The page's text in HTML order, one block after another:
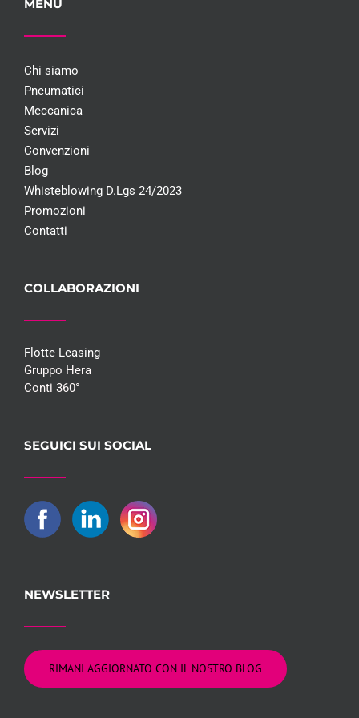
MENU
Chi siamo
Pneumatici
Meccanica
Servizi
Convenzioni
Blog
Whisteblowing D.Lgs 24/2023
Promozioni
Contatti
COLLABORAZIONI
Flotte Leasing
Gruppo Hera
Conti 360°
SEGUICI SUI SOCIAL
NEWSLETTER
RIMANI AGGIORNATO CON IL NOSTRO BLOG